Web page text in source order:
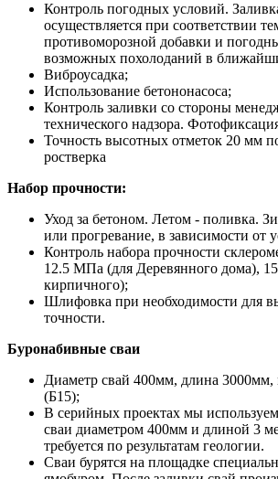
Контроль погодных условий.
осуществляется при соответствии
противоморозной добавки и
возможных похолоданий в
Виброусадка;
Использование бетононасоса;
Контроль заливки со стороны
технического надзора.
Точность высотных отметок 20 мм
ростверка
Набор прочности:
Уход за бетоном. Летом - поливка.
или прогревание, в зависимости от
Контроль набора прочности
12.5 МПа (для Деревянного дома),
кирпичного);
Шлифовка при необходимости для
точности.
Буронабивные сваи
Диаметр свай 400мм, длина 3000мм,
(Б15);
В серийных проектах мы
сваи диаметром 400мм и длиной 3
требуется по результатам геологии.
Сваи бурятся на площадке